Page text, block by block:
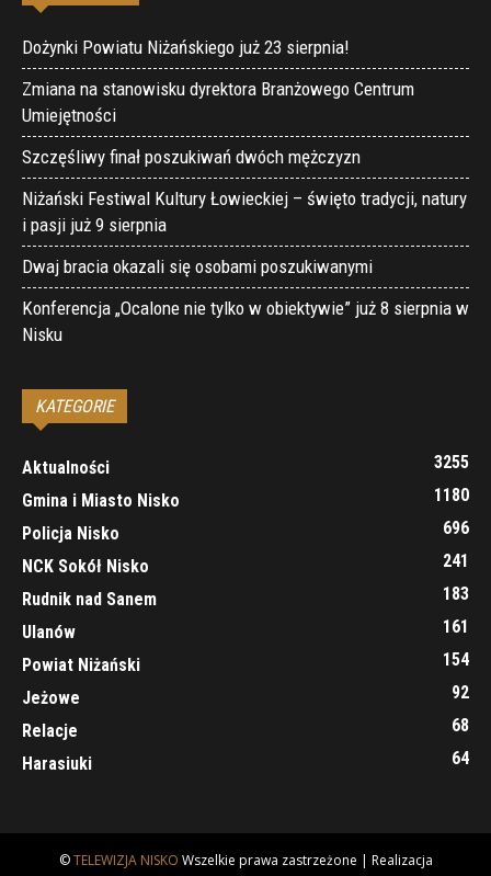
Dożynki Powiatu Niżańskiego już 23 sierpnia!
Zmiana na stanowisku dyrektora Branżowego Centrum
Umiejętności
Szczęśliwy finał poszukiwań dwóch mężczyzn
Niżański Festiwal Kultury Łowieckiej – święto tradycji, natury
i pasji już 9 sierpnia
Dwaj bracia okazali się osobami poszukiwanymi
Konferencja „Ocalone nie tylko w obiektywie” już 8 sierpnia w
Nisku
KATEGORIE
Aktualności
3255
Gmina i Miasto Nisko
1180
Policja Nisko
696
NCK Sokół Nisko
241
Rudnik nad Sanem
183
Ulanów
161
Powiat Niżański
154
Jeżowe
92
Relacje
68
Harasiuki
64
©TELEWIZJA NISKO Wszelkie prawa zastrzeżone | Realizacja